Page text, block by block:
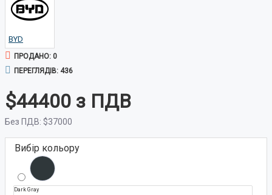
BYD
ПРОДАНО: 0
ПЕРЕГЛЯДІВ: 436
$44400
Без ПДВ: $37000
Вибір кольору
Dark Gray